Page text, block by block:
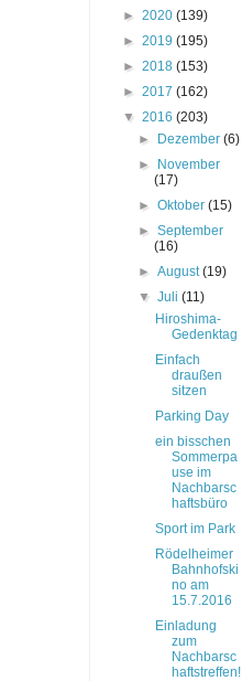
► 2020 (139)
► 2019 (195)
► 2018 (153)
► 2017 (162)
▼ 2016 (203)
►
Dezember(6)
►
November
(17)
►Oktober(15)
►September
(16)
►August(19)
▼Juli(11)
Hiroshima-
Gedenktag
Einfach
draußen
sitzen
Parking Day
ein bisschen
Sommerpa
use im
Nachbarsc
haftsbüro
Sport im Park
Rödelheimer
Bahnhofski
no am
15.7.2016
Einladung
zum
Nachbarsc
haftstreffen!